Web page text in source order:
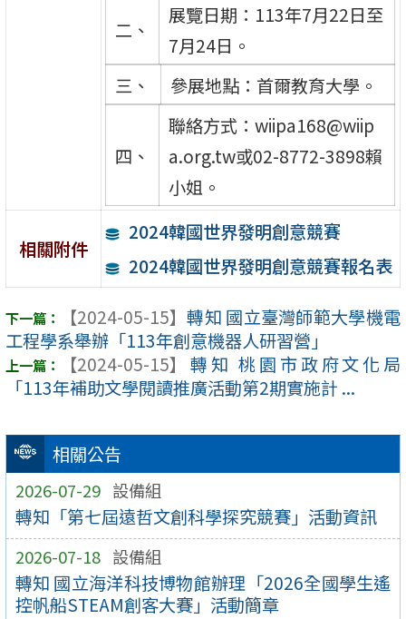
相關公告
2026-07-29 設備組
轉知「第七屆遠哲文創科學探究競賽」活動資訊
2026-07-18 設備組
轉知 國立海洋科技博物館辦理「2026全國學生遙
控帆船STEAM創客大賽」活動簡章
二、
展覽日期：113年7月22日至
7月24日。
三、
參展地點：首爾教育大學。
四、
聯絡方式：wiipa168@wiip
a.org.tw或02-8772-3898賴
小姐。
相關附件
2024韓國世界發明創意競賽
2024韓國世界發明創意競賽報名表
【2024-05-15】 轉知 國立臺灣師範大學機電
工程學系舉辦「113年創意機器人研習營」
【2024-05-15】
轉知 桃園市政府文化局
「113年補助文學閱讀推廣活動第2期實施計 ...